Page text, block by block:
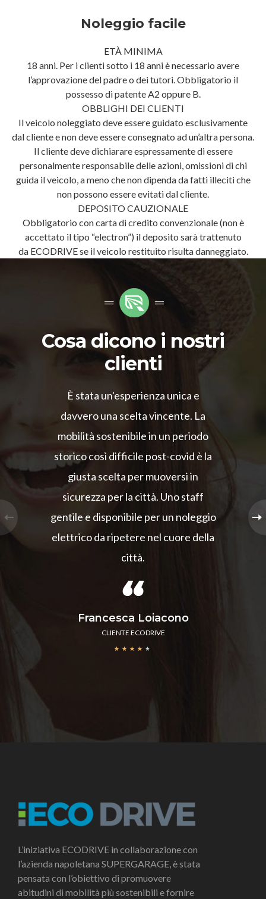
Noleggio facile
ETÀ MINIMA
18 anni. Per i clienti sotto i 18 anni è necessario avere
l’approvazione del padre o dei tutori. Obbligatorio il
possesso di patente A2 oppure B.
OBBLIGHI DEI CLIENTI
Il veicolo noleggiato deve essere guidato esclusivamente
dal cliente e non deve essere consegnato ad un’altra persona.
Il cliente deve dichiarare espressamente di essere
personalmente responsabile delle azioni, omissioni di chi
guida il veicolo, a meno che non dipenda da fatti illeciti che
non possono essere evitati dal cliente.
DEPOSITO CAUZIONALE
Obbligatorio con carta di credito convenzionale (non è
accettato il tipo “electron”) il deposito sarà trattenuto
da ECODRIVE se il veicolo restituito risulta danneggiato.
Cosa dicono i nostri
clienti
È stata un'esperienza unica e
davvero una scelta vincente. La
mobilità sostenibile in un periodo
storico così difficile post-covid è la
giusta scelta per muoversi in
sicurezza per la città. Uno staff
gentile e disponibile per un noleggio
elettrico da ripetere nel cuore della
città.
Francesca Loiacono
CLIENTE ECODRIVE
★ ★ ★ ★ ★
L’iniziativa ECODRIVE in collaborazione con
l’azienda napoletana SUPERGARAGE, è stata
pensata con l’obiettivo di promuovere
abitudini di mobilità più sostenibili e fornire